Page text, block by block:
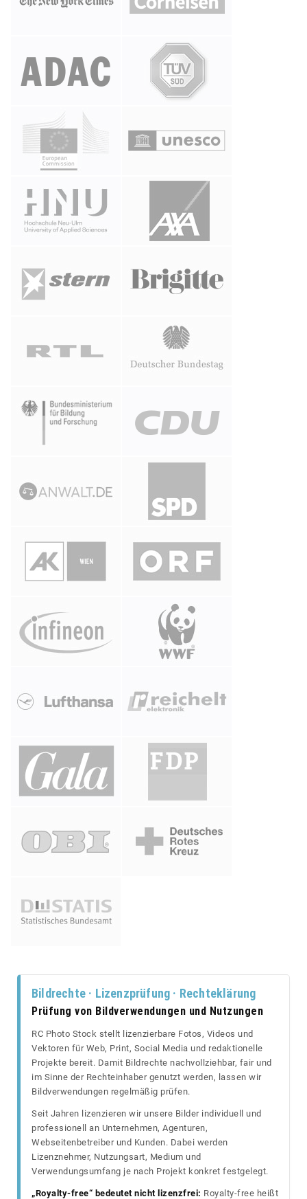
Bildrechte · Lizenzprüfung · Rechteklärung
Prüfung von Bildverwendungen und Nutzungen
RC Photo Stock stellt lizenzierbare Fotos, Videos und
Vektoren für Web, Print, Social Media und redaktionelle
Projekte bereit. Damit Bildrechte nachvollziehbar, fair und
im Sinne der Rechteinhaber genutzt werden, lassen wir
Bildverwendungen regelmäßig prüfen.
Seit Jahren lizenzieren wir unsere Bilder individuell und
professionell an Unternehmen, Agenturen,
Webseitenbetreiber und Kunden. Dabei werden
Lizenznehmer, Nutzungsart, Medium und
Verwendungsumfang je nach Projekt konkret festgelegt.
„Royalty-free“ bedeutet nicht lizenzfrei: Royalty-free heißt